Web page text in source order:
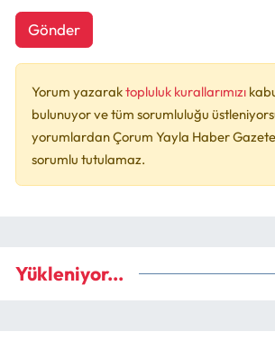
Gönder
Yorum yazaraktopluluk kurallarımızı
bulunuyor ve tüm sorumluluğu
yorumlardan Çorum Yayla Haber
sorumlu tutulamaz.
Yükleniyor...